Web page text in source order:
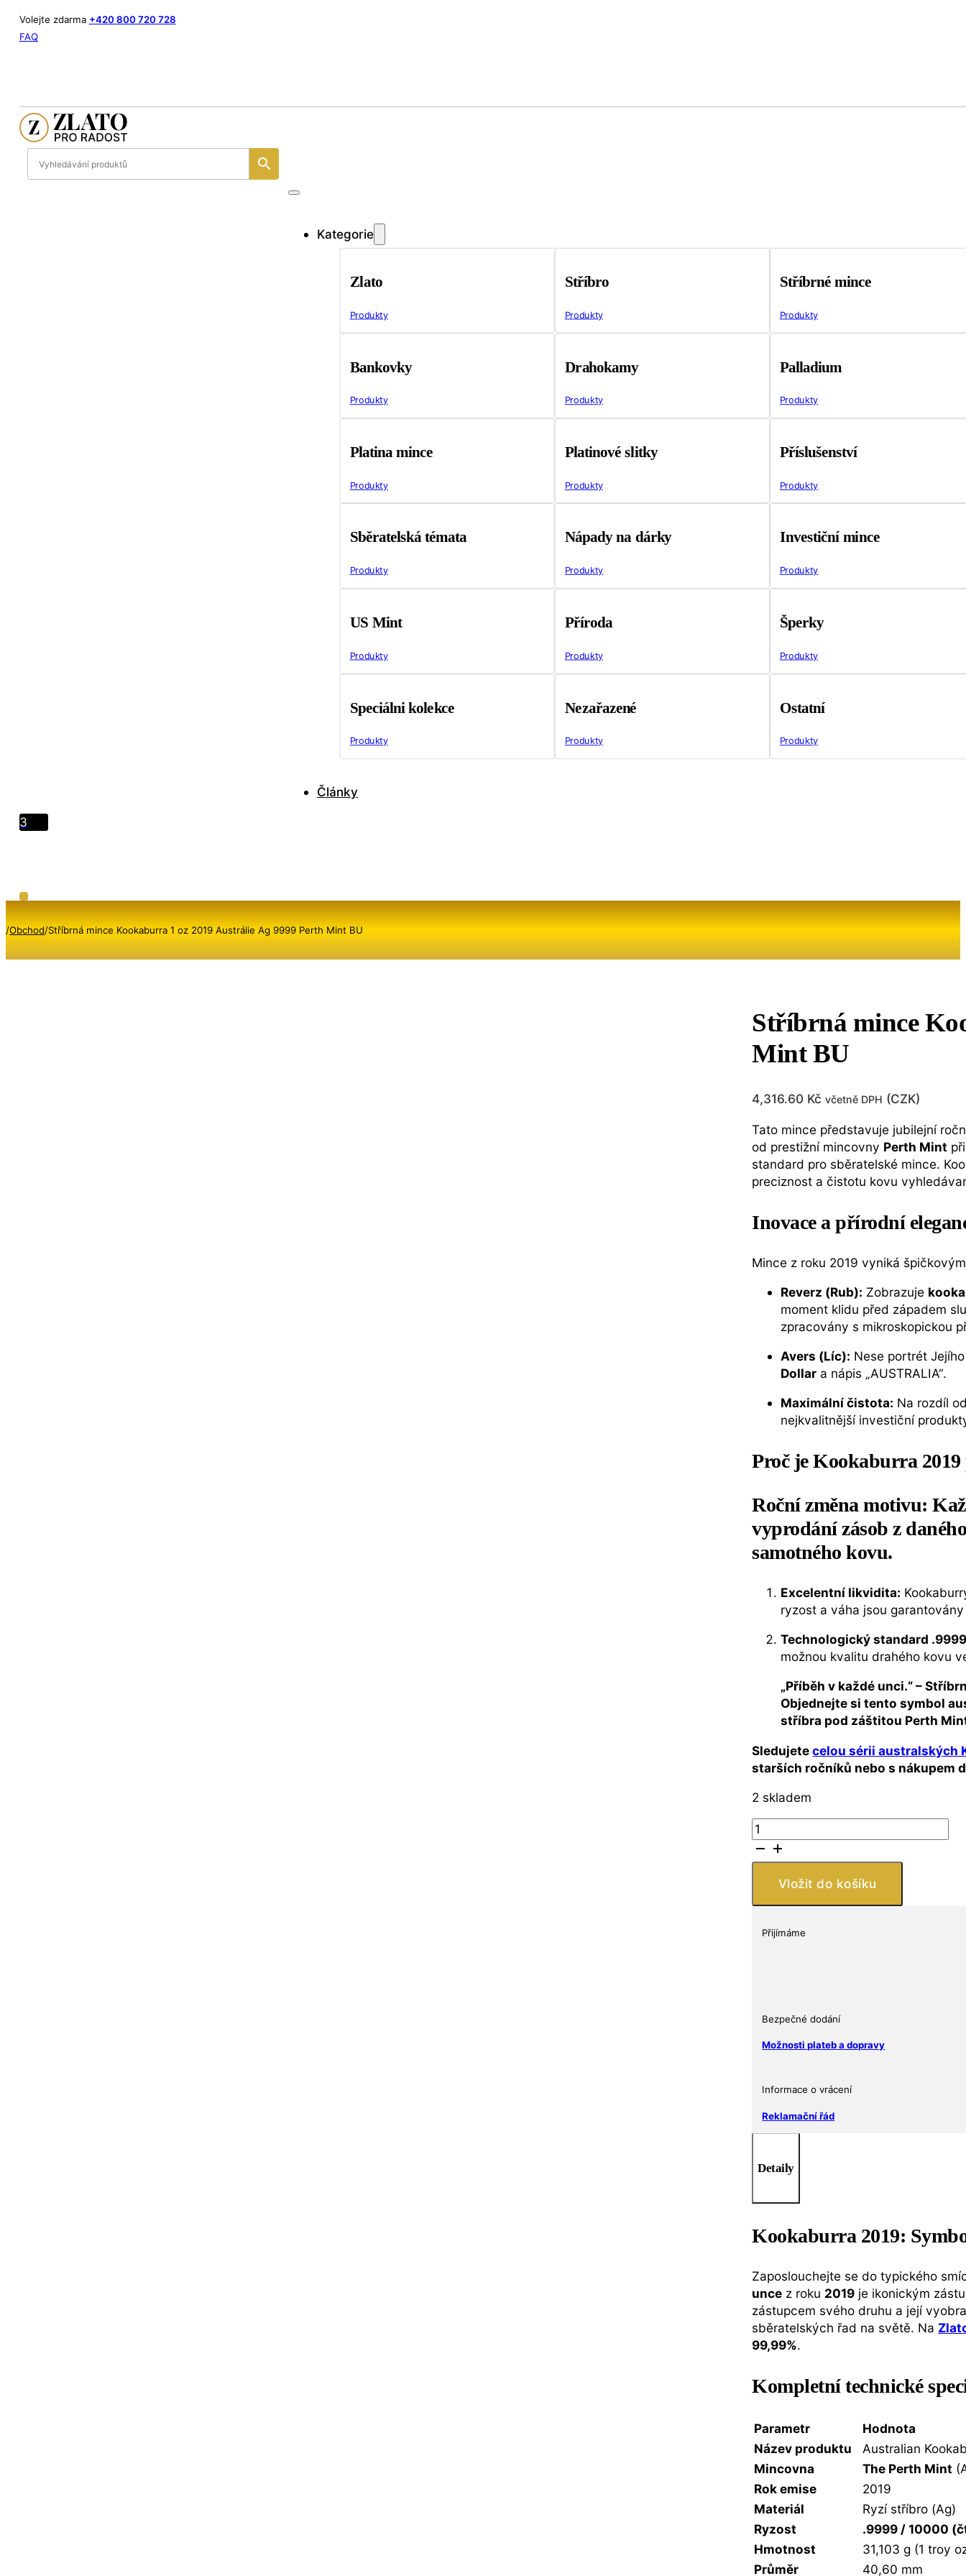
Volejte zdarma +420 800 720 728
FAQ
Kategorie
Zlato
Produkty
Stříbro
Produkty
Stříbrné mince
Produkty
Bankovky
Produkty
Drahokamy
Produkty
Palladium
Produkty
Platina mince
Produkty
Platinové slitky
Produkty
Příslušenství
Produkty
Sběratelská témata
Produkty
Nápady na dárky
Produkty
Investiční mince
Produkty
US Mint
Produkty
Příroda
Produkty
Šperky
Produkty
Speciálni kolekce
Produkty
Nezařazené
Produkty
Ostatní
Produkty
Články
3
/Obchod/Stříbrná mince Kookaburra 1 oz 2019 Austrálie Ag 9999 Perth Mint BU
Stříbrná mince
Mint BU
4,316.60 Kč včetně DPH (CZK)
Tato mince představuje jubilejní
od prestižní mincovny Perth Mint
standard pro sběratelské mince.
preciznost a čistotu kovu
Inovace a přírodní
Mince z roku 2019 vyniká
Reverz (Rub): Zobrazuje
moment klidu před západem
zpracovány s mikroskopickou
Avers (Líc): Nese portrét
Dollar a nápis „AUSTRALIA“.
Maximální čistota: Na rozdíl
nejkvalitnější investiční
Proč je Kookaburra
Roční změna motivu:
vyprodání zásob z
samotného kovu.
Excelentní likvidita:
ryzost a váha jsou
Technologický standard
možnou kvalitu drahého kovu
„Příběh v každé unci.“ –
Objednejte si tento symbol
stříbra pod záštitou Perth
Sledujetecelou sérii australských
starších ročníků nebo s nákupem
2 skladem
Stříbrná
mince
Kookaburra
Austrálie
BU
Vložit do košíku
Přijímáme
Bezpečné dodání
Možnosti plateb a dopravy
Informace o vrácení
Reklamační řád
Detaily
Kookaburra 2019:
Zaposlouchejte se do typického
unce z roku 2019 je ikonickým
zástupcem svého druhu a její
sběratelských řad na světě. Na
99,99%.
Kompletní technické
Parametr
Hodnota
Název produktu
Australian
Mincovna
The Perth Mint
Rok emise
2019
Materiál
Ryzí stříbro (Ag)
Ryzost
.9999 / 10000
Hmotnost
31,103 g (1 troy
Průměr
40,60 mm